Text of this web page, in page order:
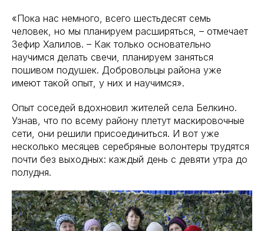
«Пока нас немного, всего шестьдесят семь
человек, но мы планируем расширяться, – отмечает
Зефир Халилов. – Как только основательно
научимся делать свечи, планируем заняться
пошивом подушек. Добровольцы района уже
имеют такой опыт, у них и научимся».
Опыт соседей вдохновил жителей села Белкино.
Узнав, что по всему району плетут маскировочные
сети, они решили присоединиться. И вот уже
несколько месяцев серебряные волонтеры трудятся
почти без выходных: каждый день с девяти утра до
полудня.